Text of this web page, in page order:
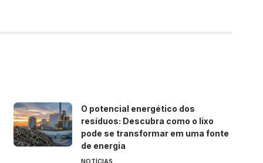
O potencial energético dos
resíduos: Descubra como o lixo
pode se transformar em uma fonte
de energia